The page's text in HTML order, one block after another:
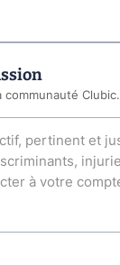
communauté Clubic.